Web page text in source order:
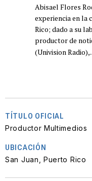
Abisael Flores
experiencia en la
Rico; dado a su
productor de
(Univision
TÍTULO OFICIAL
Productor Multimedios
UBICACIÓN
San Juan, Puerto Rico